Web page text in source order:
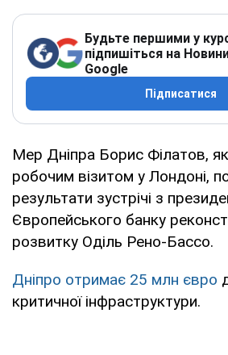
Будьте першими у
підпишіться на
Google
Підписатися
Мер Дніпра Борис Філатов,
робочим візитом у Лондоні,
результати зустрічі з
Європейського банку
розвитку Оділь Рено-Бассо.
Дніпро отримає 25 млн євро
критичної інфраструктури.